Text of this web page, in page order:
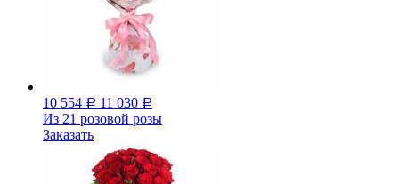
10 554 Р 11 030 Р
Из 21 розовой розы
Заказать